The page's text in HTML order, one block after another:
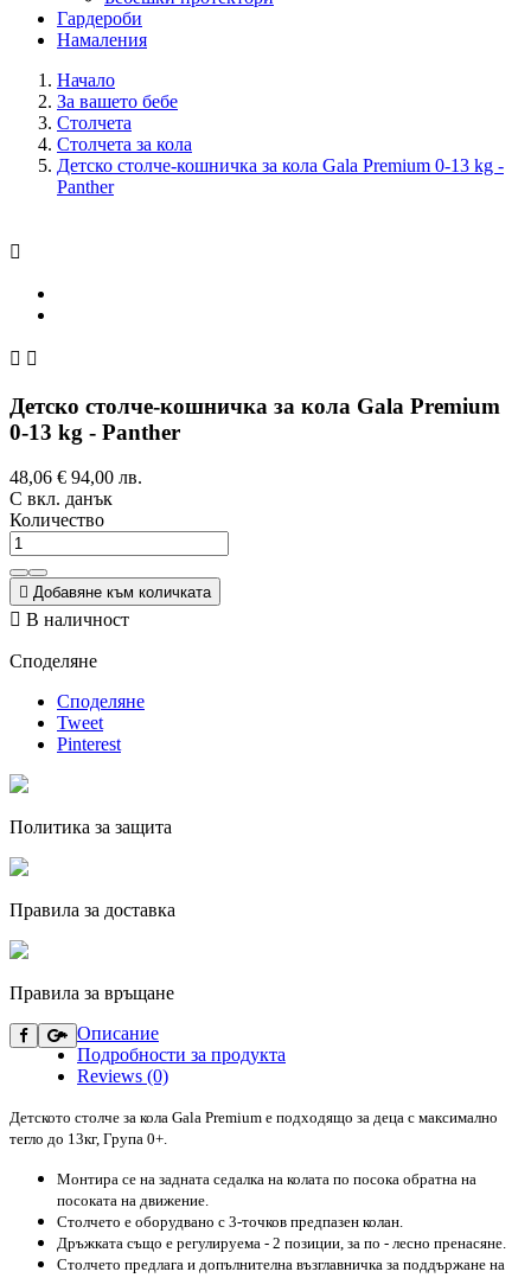
Гардероби
Намаления
Начало
За вашето бебе
Столчета
Столчета за кола
Детско столче-кошничка за кола Gala Premium 0-13 kg -
Panther

 
Детско столче-кошничка за кола Gala Premium
0-13 kg - Panther
48,06 € 94,00 лв.
С вкл. данък
Количество
 Добавяне към количката
 В наличност
Споделяне
Споделяне
Tweet
Pinterest
Политика за защита
Правила за доставка
Правила за връщане
Описание
Подробности за продукта
Reviews (0)
Детското столче за кола Gala Premium е подходящо за деца с максимално
тегло до 13кг, Група 0+.
Монтира се на задната седалка на колата по посока обратна на
посоката на движение.
Столчето е оборудвано с 3-точков предпазен колан.
Дръжката също е регулируема - 2 позиции, за по - лесно пренасяне.
Столчето предлага и допълнителна възглавничка за поддържане на